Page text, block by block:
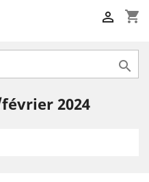
shopping_cart


2024